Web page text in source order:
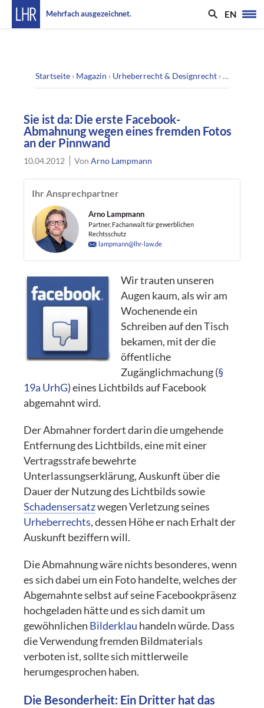
Mehrfach ausgezeichnet. EN
Startseite › Magazin › Urheberrecht & Designrecht ›Sie ist da:
Sie ist da: Die erste Facebook-
Abmahnung wegen eines fremden Fotos
an der Pinnwand
10.04.2012 VonArno Lampmann
Ihr Ansprechpartner
Arno Lampmann
Partner, Fachanwalt für gewerblichen
Rechtsschutz
lampmann@lhr-law.de
Wir trauten unseren
Augen kaum, als wir am
Wochenende ein
Schreiben auf den Tisch
bekamen, mit der die
öffentliche
Zugänglichmachung (§
19a UrhG) eines Lichtbilds auf Facebook
abgemahnt wird.
Der Abmahner fordert darin die umgehende
Entfernung des Lichtbilds, eine mit einer
Vertragsstrafe bewehrte
Unterlassungserklärung, Auskunft über die
Dauer der Nutzung des Lichtbilds sowie
Schadensersatzwegen Verletzung seines
Urheberrechts, dessen Höhe er nach Erhalt der
Auskunft beziffern will.
Die Abmahnung wäre nichts besonderes, wenn
es sich dabei um ein Foto handelte, welches der
Abgemahnte selbst auf seine Facebookpräsenz
hochgeladen hätte und es sich damit um
gewöhnlichen Bilderklau handeln würde. Dass
die Verwendung fremden Bildmaterials
verboten ist, sollte sich mittlerweile
herumgesprochen haben.
Die Besonderheit: Ein Dritter hat das